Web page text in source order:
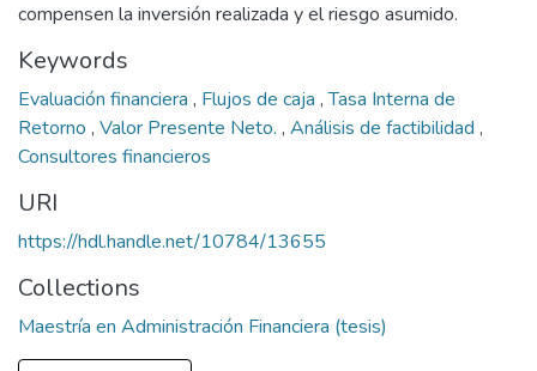
compensen la inversión realizada y el riesgo asumido.
Keywords
Evaluación financiera , Flujos de caja ,Tasa Interna de
Retorno , Valor Presente Neto. , Análisis de factibilidad ,
Consultores financieros
URI
https://hdl.handle.net/10784/13655
Collections
Maestría en Administración Financiera (tesis)